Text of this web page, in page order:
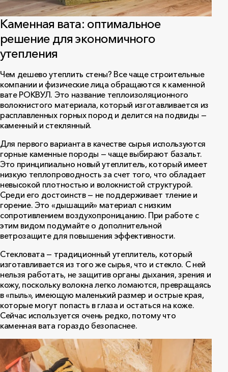
Каменная вата: оптимальное
решение для экономичного
утепления
Чем дешево утеплить стены? Все чаще строительные
компании и физические лица обращаются к каменной
вате РОКВУЛ. Это название теплоизоляционного
волокнистого материала, который изготавливается из
расплавленных горных пород и делится на подвиды —
каменный и стеклянный.
Для первого варианта в качестве сырья используются
горные каменные породы — чаще выбирают базальт.
Это принципиально новый утеплитель, который имеет
низкую теплопроводность за счет того, что обладает
невысокой плотностью и волокнистой структурой.
Среди его достоинств — не поддерживает тление и
горение. Это «дышащий» материал с низким
сопротивлением воздухопроницанию. При работе с
этим видом подумайте о дополнительной
ветрозащите для повышения эффективности.
Стекловата — традиционный утеплитель, который
изготавливается из того же сырья, что и стекло. С ней
нельзя работать, не защитив органы дыхания, зрения и
кожу, поскольку волокна легко ломаются, превращаясь
в «пыль», имеющую маленький размер и острые края,
которые могут попасть в глаза и остаться на коже.
Сейчас используется очень редко, потому что
каменная вата гораздо безопаснее.